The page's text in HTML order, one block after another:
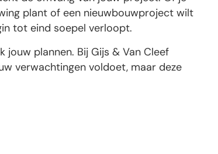
plant of een nieuwbouwproject wilt
tot eind soepel verloopt.
plannen. Bij Gijs & Van Cleef
verwachtingen voldoet, maar deze